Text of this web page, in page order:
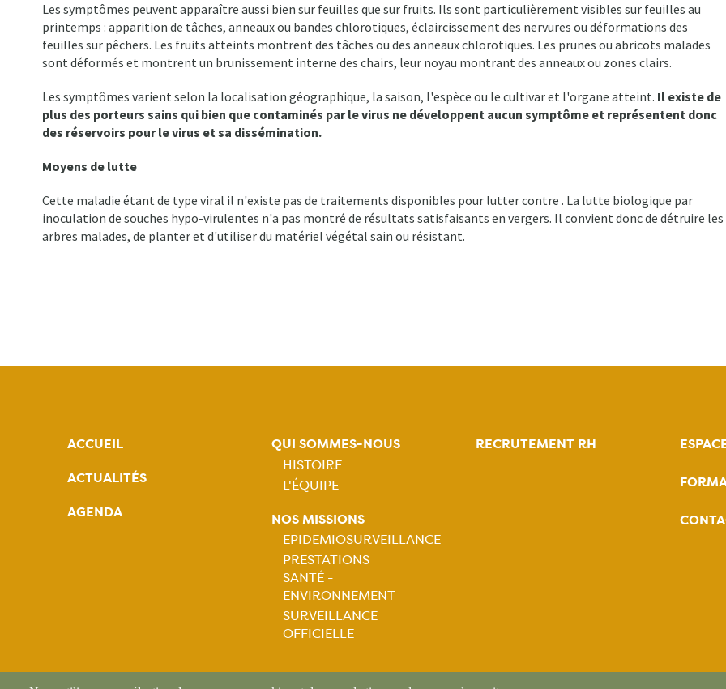
Les symptômes peuvent apparaître aussi bien sur feuilles que sur fruits. Ils sont particulièrement visibles sur feuilles au
printemps : apparition de tâches, anneaux ou bandes chlorotiques, éclaircissement des nervures ou déformations des
feuilles sur pêchers. Les fruits atteints montrent des tâches ou des anneaux chlorotiques. Les prunes ou abricots malades
sont déformés et montrent un brunissement interne des chairs, leur noyau montrant des anneaux ou zones clairs.
Les symptômes varient selon la localisation géographique, la saison, l'espèce ou le cultivar et l'organe atteint. Il existe de
plus des porteurs sains qui bien que contaminés par le virus ne développent aucun symptôme et représentent donc
des réservoirs pour le virus et sa dissémination.
Moyens de lutte
Cette maladie étant de type viral il n'existe pas de traitements disponibles pour lutter contre . La lutte biologique par
inoculation de souches hypo-virulentes n'a pas montré de résultats satisfaisants en vergers. Il convient donc de détruire les
arbres malades, de planter et d'utiliser du matériel végétal sain ou résistant.
ACCUEIL
ACTUALITÉS
AGENDA
QUI SOMMES-NOUS
Navigation
principale
HISTOIRE
L'ÉQUIPE
NOS MISSIONS
Navigation
principale
EPIDEMIOSURVEILLANCE
PRESTATIONS
SANTÉ -
ENVIRONNEMENT
SURVEILLANCE
OFFICIELLE
RECRUTEMENT RH